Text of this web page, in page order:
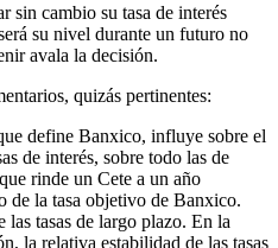
sin cambio su tasa de interés
su nivel durante un futuro no
avala la decisión.
quizás pertinentes:
define Banxico, influye sobre el
de interés, sobre todo las de
rinde un Cete a un año
de la tasa objetivo de Banxico.
las tasas de largo plazo. En la
la relativa estabilidad de las tasas